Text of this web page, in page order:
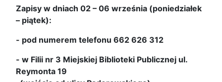
Zapisy w dniach 02 – 06 września (poniedziałek
– piątek):
- pod numerem telefonu 662 626 312
- w Filii nr 3 Miejskiej Biblioteki Publicznej ul.
Reymonta 19